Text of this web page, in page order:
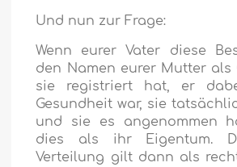
Und nun zur Frage:
Wenn eurer Vater diese
den Namen eurer Mutter als
sie registriert hat, er
Gesundheit war, sie
und sie es angenommen
dies als ihr Eigentum.
Verteilung gilt dann als